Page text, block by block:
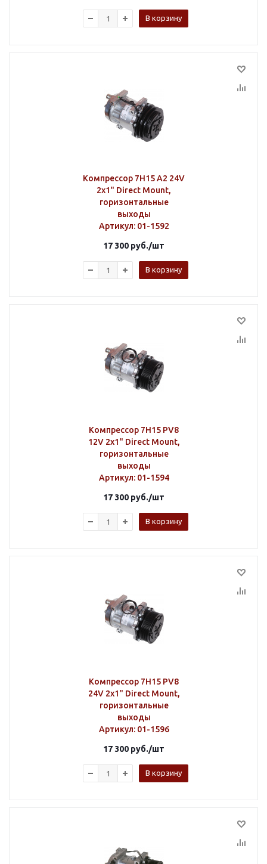
В корзину
Компрессор 7H15 A2 24V
2х1" Direct Mount,
горизонтальные
выходы
Артикул: 01-1592
17 300 руб./шт
В корзину
Компрессор 7H15 PV8
12V 2х1" Direct Mount,
горизонтальные
выходы
Артикул: 01-1594
17 300 руб./шт
В корзину
Компрессор 7H15 PV8
24V 2х1" Direct Mount,
горизонтальные
выходы
Артикул: 01-1596
17 300 руб./шт
В корзину